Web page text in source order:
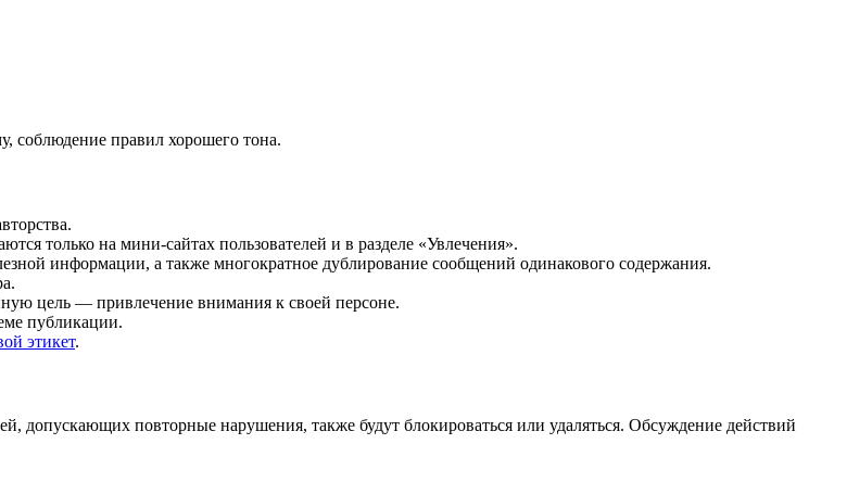
соблюдение правил хорошего тона.
только на мини-сайтах пользователей и в разделе «Увлечения».
информации, а также многократное дублирование сообщений одинакового содержания.
цель — привлечение внимания к своей персоне.
публикации.
этикет.
допускающих повторные нарушения, также будут блокироваться или удаляться. Обсуждение действий